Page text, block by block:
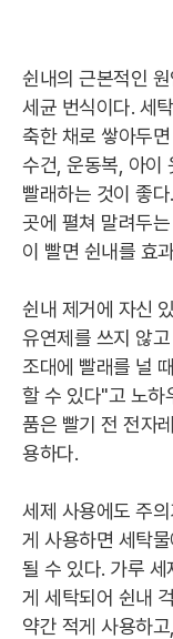
쉰내의 근본적인
세균 번식이다. 세
축한 채로 쌓아두
수건, 운동복, 아이
빨래하는 것이 좋
곳에 펼쳐 말려두
이 빨면 쉰내를 효
쉰내 제거에 자신
유연제를 쓰지 않
조대에 빨래를 널
할 수 있다"고 노하
품은 빨기 전 전자
용하다.
세제 사용에도 주
게 사용하면 세탁
될 수 있다. 가루
게 세탁되어 쉰내
약간 적게 사용하